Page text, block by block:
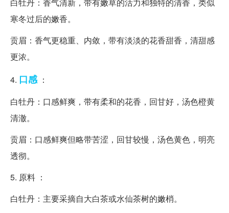
寒冬过后的嫩香。
贡眉：香气更稳重、内敛，带有淡淡的花香甜香，清甜感
更浓。
4. 口感：
白牡丹：口感鲜爽，带有柔和的花香，回甘好，汤色橙黄
清澈。
贡眉：口感鲜爽但略带苦涩，回甘较慢，汤色黄色，明亮
透彻。
5. 原料 ：
白牡丹：主要采摘自大白茶或水仙茶树的嫩梢。